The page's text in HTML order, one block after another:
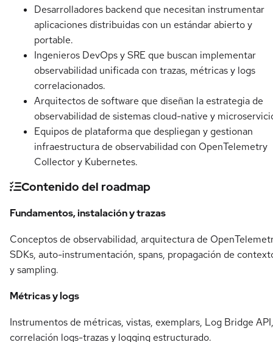
Desarrolladores backend que necesitan instrumentar
aplicaciones distribuidas con un estándar abierto y
portable.
Ingenieros DevOps y SRE que buscan implementar
observabilidad unificada con trazas, métricas y logs
correlacionados.
Arquitectos de software que diseñan la estrategia de
observabilidad de sistemas cloud-native y
Equipos de plataforma que despliegan y gestionan
infraestructura de observabilidad con OpenTelemetry
Collector y Kubernetes.
Contenido del roadmap
Fundamentos, instalación y trazas
Conceptos de observabilidad, arquitectura de
SDKs, auto-instrumentación, spans, propagación de
y sampling.
Métricas y logs
Instrumentos de métricas, vistas, exemplars, Log Bridge API,
correlación logs-trazas y logging estructurado.